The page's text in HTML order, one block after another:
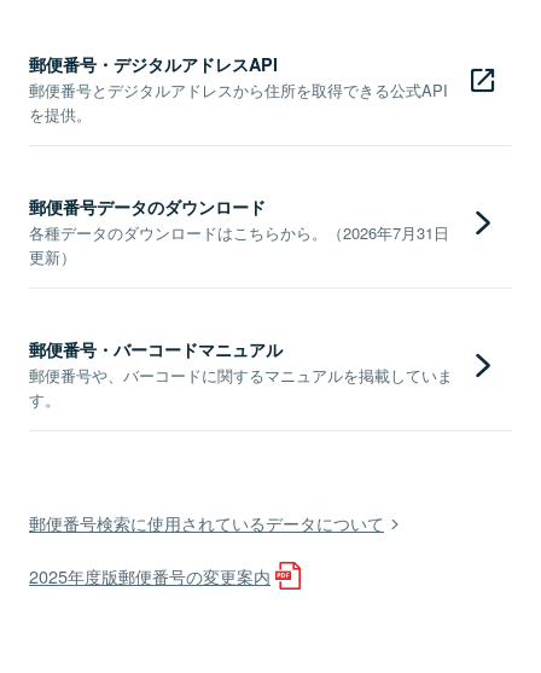
郵便番号・デジタルアドレスAPI
郵便番号とデジタルアドレスから住所を取得できる公式API
を提供。
郵便番号データのダウンロード
各種データのダウンロードはこちらから。（2026年7月31日
更新）
郵便番号・バーコードマニュアル
郵便番号や、バーコードに関するマニュアルを掲載していま
す。
郵便番号検索に使用されているデータについて
2025年度版郵便番号の変更案内